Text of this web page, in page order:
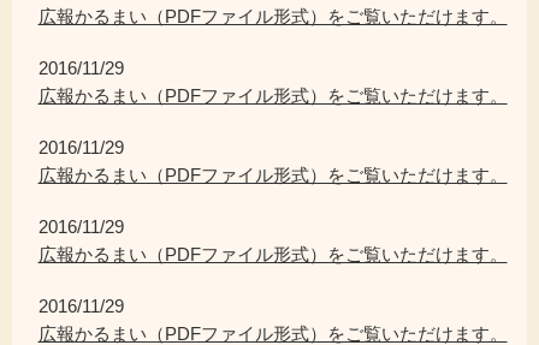
広報かるまい（PDFファイル形式）をご覧いただけます。
2016/11/29
広報かるまい（PDFファイル形式）をご覧いただけます。
2016/11/29
広報かるまい（PDFファイル形式）をご覧いただけます。
2016/11/29
広報かるまい（PDFファイル形式）をご覧いただけます。
2016/11/29
広報かるまい（PDFファイル形式）をご覧いただけます。